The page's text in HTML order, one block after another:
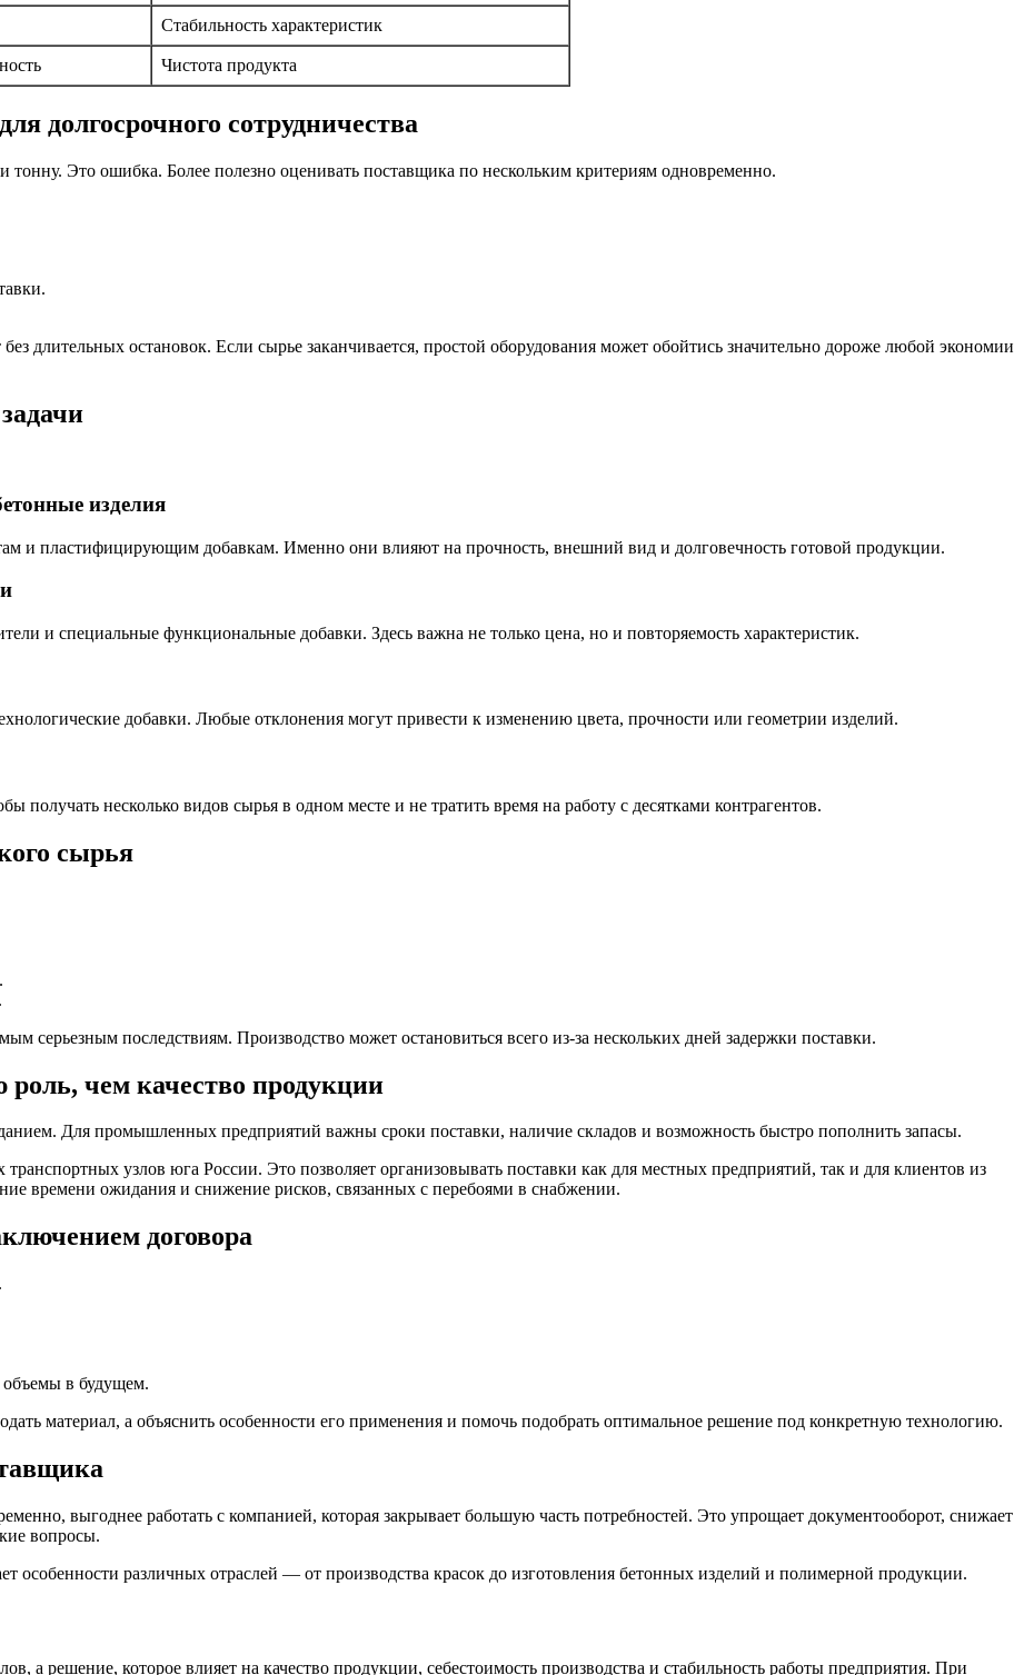
Стабильность характеристик
Чистота продукта
долгосрочного сотрудничества
Это ошибка. Более полезно оценивать поставщика по нескольким критериям одновременно.
длительных остановок. Если сырье заканчивается, простой оборудования может обойтись значительно дороже любой экономии
изделия
и пластифицирующим добавкам. Именно они влияют на прочность, внешний вид и долговечность готовой продукции.
и специальные функциональные добавки. Здесь важна не только цена, но и повторяемость характеристик.
добавки. Любые отклонения могут привести к изменению цвета, прочности или геометрии изделий.
несколько видов сырья в одном месте и не тратить время на работу с десятками контрагентов.
сырья
серьезным последствиям. Производство может остановиться всего из-за нескольких дней задержки поставки.
чем качество продукции
Для промышленных предприятий важны сроки поставки, наличие складов и возможность быстро пополнить запасы.
узлов юга России. Это позволяет организовывать поставки как для местных предприятий, так и для клиентов из
времени ожидания и снижение рисков, связанных с перебоями в снабжении.
договора
объемы в будущем.
материал, а объяснить особенности его применения и помочь подобрать оптимальное решение под конкретную технологию.
выгоднее работать с компанией, которая закрывает большую часть потребностей. Это упрощает документооборот, снижает
вопросы.
различных отраслей — от производства красок до изготовления бетонных изделий и полимерной продукции.
а решение, которое влияет на качество продукции, себестоимость производства и стабильность работы предприятия. При